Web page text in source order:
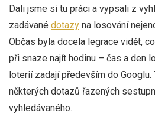
Dali jsme si tu práci a vypsali z
zadávané dotazy na losování
Občas byla docela legrace vidět,
při snaze najít hodinu – čas a den
loterií zadají především do Googlu.
některých dotazů řazených
vyhledávaného.